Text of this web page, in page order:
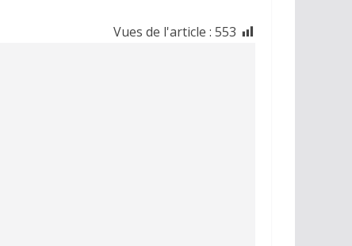
Vues de l'article : 553